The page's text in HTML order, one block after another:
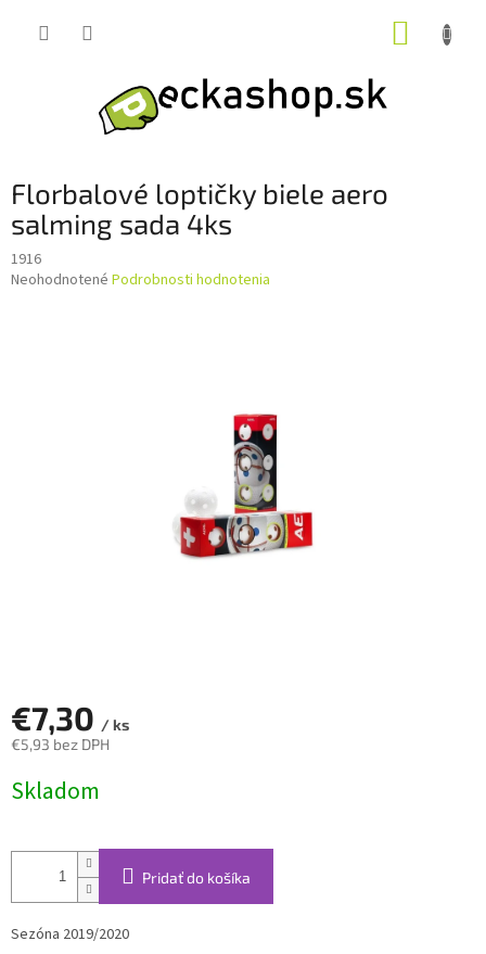
Florbalové loptičky biele aero
salming sada 4ks
1916
Priemerné
Neohodnotené Podrobnosti hodnotenia
€7,30 / ks
€5,93 bez DPH
cena:
Skladom
Pridať do košíka
Sezóna 2019/2020